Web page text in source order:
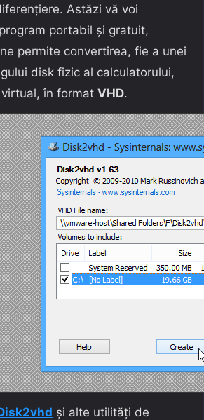
Astăzi vă voi
portabil și gratuit,
permite convertirea, fie a unei
disk fizic al calculatorului,
în format VHD.
și alte utilități de